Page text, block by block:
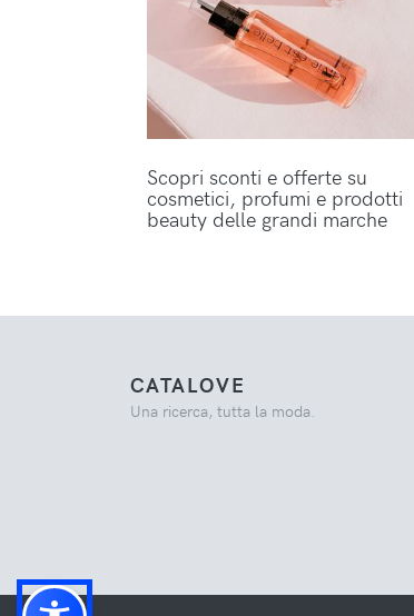
Scopri sconti e offerte su
cosmetici, profumi e prodotti
beauty delle grandi marche
CATALOVE
Una ricerca, tutta la moda.